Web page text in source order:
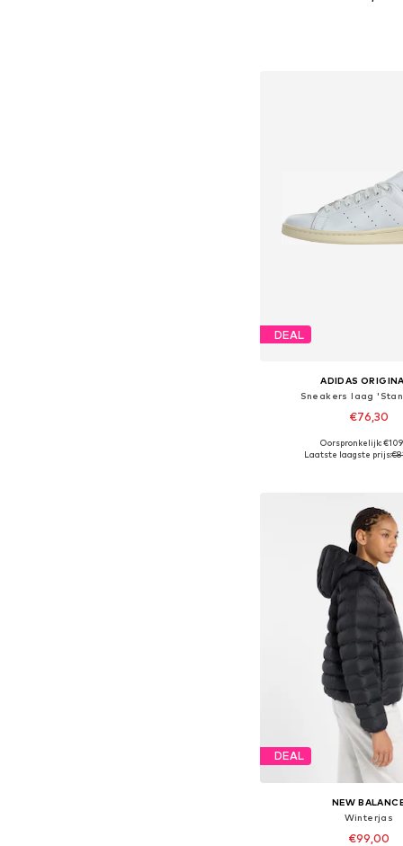
DEAL
ADIDAS
Sneakers laag
€76,30
Beschikbaar in vele
Oorspronkelijk:
Laatste laagste prijs:
DEAL
NEW
Winterjas
€99,00